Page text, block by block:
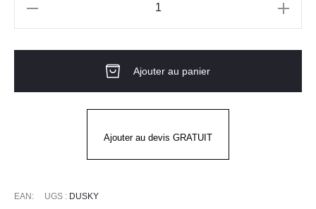
Ajouter au panier
Ajouter au devis GRATUIT
EAN: UGS : DUSKY